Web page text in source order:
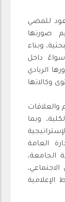
للمضي
صورتها
وبناء
داخل
الريادي
وكالاتها
والعلاقات
وبما
العامة
الجامعة،
الإعلامية